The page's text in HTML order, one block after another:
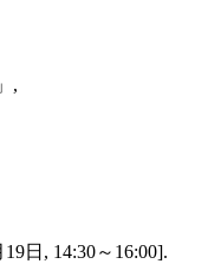
,
日, 14:30～16:00].